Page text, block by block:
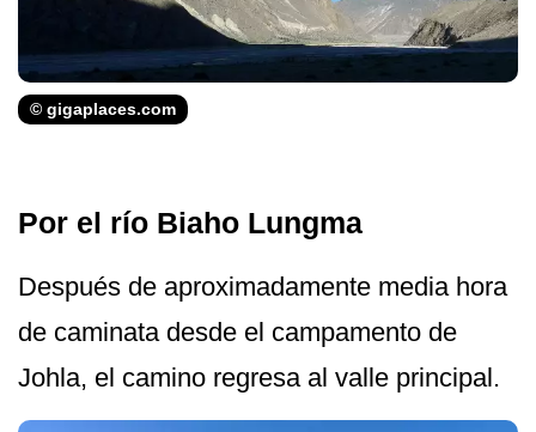
© gigaplaces.com
Por el río Biaho Lungma
Después de aproximadamente media hora
de caminata desde el campamento de
Johla, el camino regresa al valle principal.